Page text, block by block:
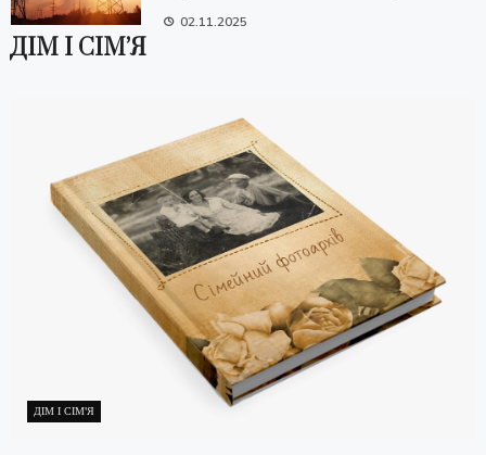
02.11.2025
ДІМ І СІМ’Я
ДІМ І СІМ'Я